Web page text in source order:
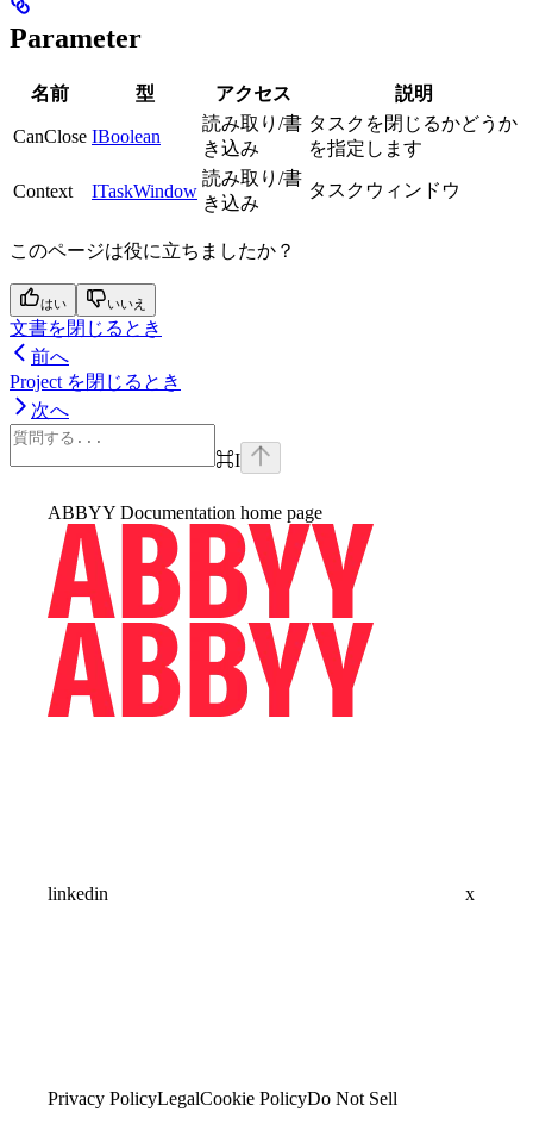
Parameter
名前 型 アクセス 説明
CanClose IBoolean
読み取り/書
き込み
タスクを閉じるかどうか
を指定します
Context ITaskWindow
読み取り/書
き込み
タスクウィンドウ
このページは役に立ちましたか？
はい いいえ
文書を閉じるとき
前へ
Project を閉じるとき
次へ
⌘I
ABBYY Documentation home page
linkedin x
Privacy PolicyLegalCookie PolicyDo Not Sell